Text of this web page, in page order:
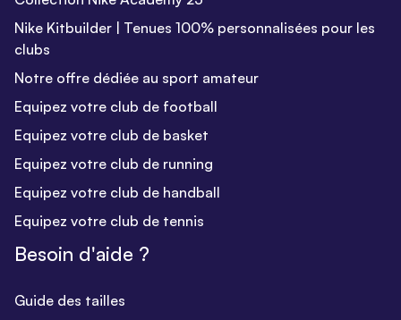
Nike Kitbuilder | Tenues 100% personnalisées pour les
clubs
Notre offre dédiée au sport amateur
Equipez votre club de football
Equipez votre club de basket
Equipez votre club de running
Equipez votre club de handball
Equipez votre club de tennis
Besoin d'aide ?
Guide des tailles